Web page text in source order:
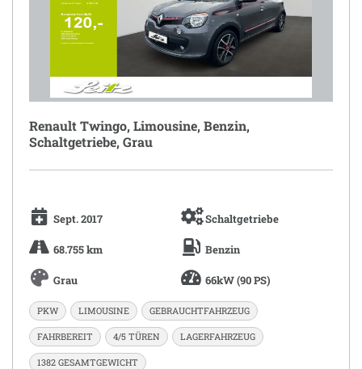
Renault Twingo, Limousine, Benzin,
Schaltgetriebe, Grau
Sept. 2017 Schaltgetriebe
68.755 km Benzin
Grau 66kW (90 PS)
PKW LIMOUSINE GEBRAUCHTFAHRZEUG
FAHRBEREIT 4/5 TÜREN LAGERFAHRZEUG
1382 GESAMTGEWICHT